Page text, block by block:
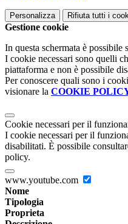
Personalizza Rifiuta tutti i
Gestione cookie
In questa schermata è
I cookie necessari sono quelli
piattaforma e non è possibile
Per conoscere quali sono i
visionare la COOKIE
Cookie necessari per il
I cookie necessari per il
disabilitati. È possibile
policy.
www.youtube.com
Nome
Tipologia
Proprieta